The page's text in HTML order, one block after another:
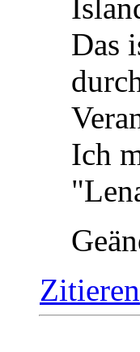
Das
Ich
Zitieren